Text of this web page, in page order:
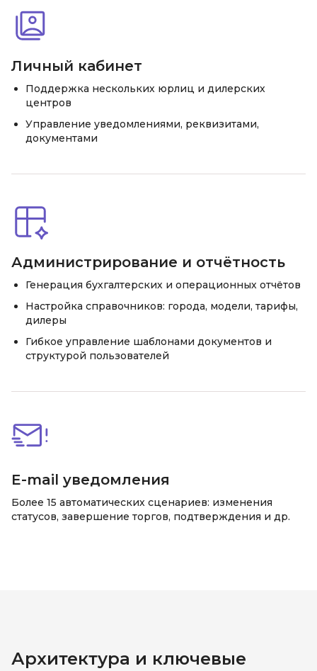
Личный кабинет
Поддержка нескольких юрлиц и дилерских
центров
Управление уведомлениями, реквизитами,
документами
Администрирование и отчётность
Генерация бухгалтерских и операционных отчётов
Настройка справочников: города, модели, тарифы,
дилеры
Гибкое управление шаблонами документов и
структурой пользователей
E-mail уведомления
Более 15 автоматических сценариев: изменения
статусов, завершение торгов, подтверждения и др.
Архитектура и ключевые